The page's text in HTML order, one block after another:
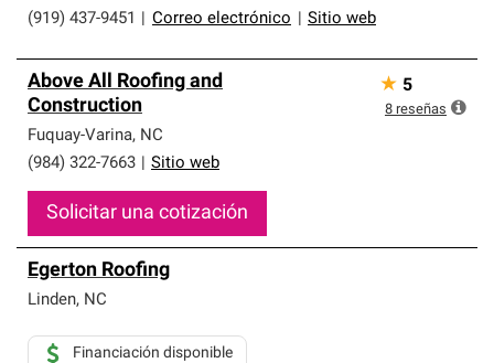
(919) 437-9451
Correo electrónico Sitio web
Above All Roofing and
Construction
Fuquay-Varina, NC
(984) 322-7663
Sitio web
Solicitar una cotización
★ 5
8 reseñas
Egerton Roofing
Linden, NC
Financiación disponible